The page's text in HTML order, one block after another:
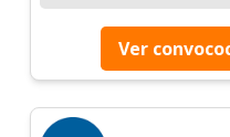
Ver